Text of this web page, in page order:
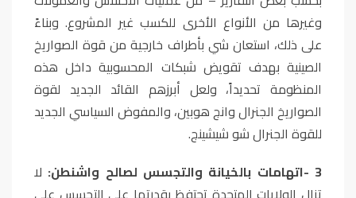
وغيرها من الأنواع الأخرى للكسب غير المشروع. وبناءً
على ذلك، استعان شي بأطراف خارجية من قوة الصواريخ
الصينية بهدف تقويض شبكات المحسوبية داخل هذه
المنظومة تحديداً، ولعل أبرزهم القائد الجديد لقوة
الصواريخ الجنرال وانج هوبين، والمفوض السياسي الجديد
للقوة الجنرال شو شيشينج.
3
-اتهامات بالخيانة والتجسس لصالح واشنطن: لا